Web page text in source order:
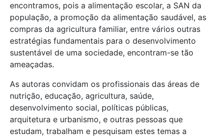
encontramos, pois a alimentação escolar, a SAN da
população, a promoção da alimentação saudável, as
compras da agricultura familiar, entre vários outras
estratégias fundamentais para o desenvolvimento
sustentável de uma sociedade, encontram-se tão
ameaçadas.
As autoras convidam os profissionais das áreas de
nutrição, educação, agricultura, saúde,
desenvolvimento social, políticas públicas,
arquitetura e urbanismo, e outras pessoas que
estudam, trabalham e pesquisam estes temas a